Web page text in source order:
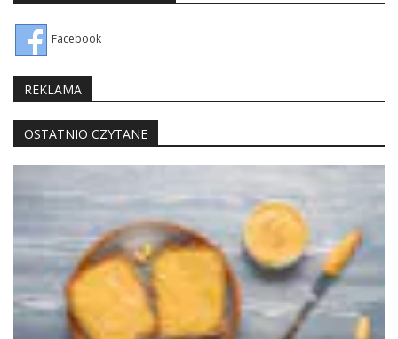
Facebook
REKLAMA
OSTATNIO CZYTANE